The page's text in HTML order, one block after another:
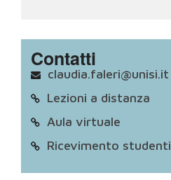
Contatti
claudia.faleri@unisi.it
Lezioni a distanza
Aula virtuale
Ricevimento studenti